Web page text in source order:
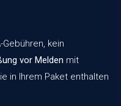
kein
vor Melden mit
in Ihrem Paket enthalten